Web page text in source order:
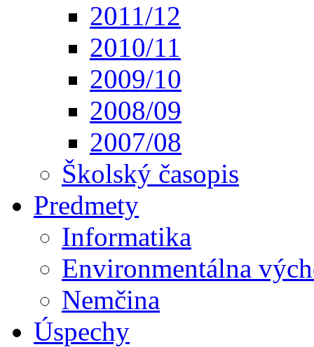
2011/12
2010/11
2009/10
2008/09
2007/08
Školský časopis
Predmety
Informatika
Environmentálna
Nemčina
Úspechy